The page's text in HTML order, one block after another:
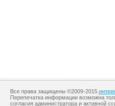
Все права защищены ©2009-2015
Перепечатка информации возможна
согласия администратора и активной